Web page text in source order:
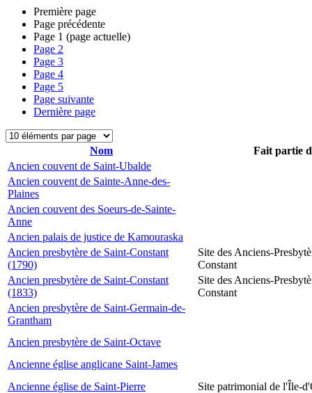
Première page
Page précédente
Page 1 (page actuelle)
Page 2
Page 3
Page 4
Page 5
Page suivante
Dernière page
Nom
Fait partie
Ancien couvent de Saint-Ubalde
Ancien couvent de Sainte-Anne-des-
Plaines
Ancien couvent des Soeurs-de-Sainte-
Anne
Ancien palais de justice de Kamouraska
Ancien presbytère de Saint-Constant
(1790)
Site des Anciens-
Constant
Ancien presbytère de Saint-Constant
(1833)
Site des Anciens-
Constant
Ancien presbytère de Saint-Germain-de-
Grantham
Ancien presbytère de Saint-Octave
Ancienne église anglicane Saint-James
Ancienne église de Saint-Pierre
Site patrimonial de l'Île-